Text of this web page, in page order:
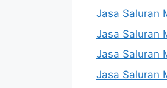
Jasa Saluran
Jasa Saluran
Jasa Saluran
Jasa Saluran